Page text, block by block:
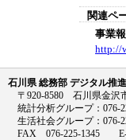
関連ペ
事業
http://
石川県 総務部 デジタル推
〒920-8580 石川県金沢
統計分析グループ：076-
生活社会グループ：076-
FAX 076-225-1345